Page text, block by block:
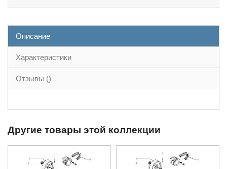
Описание
Характеристики
Отзывы ()
Другие товары этой коллекции